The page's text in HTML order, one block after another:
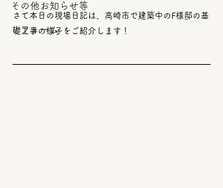
その他お知らせ等
リフォーム
さて本日の現場日記は、高崎市で建築中のF様邸の基
礎工事の様子をご紹介します！